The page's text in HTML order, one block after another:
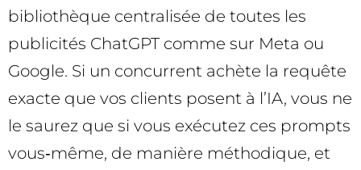
bibliothèque centralisée de toutes les
publicités ChatGPT comme sur Meta ou
Google. Si un concurrent achète la requête
exacte que vos clients posent à l’IA, vous ne
le saurez que si vous exécutez ces prompts
vous‑même, de manière méthodique, et